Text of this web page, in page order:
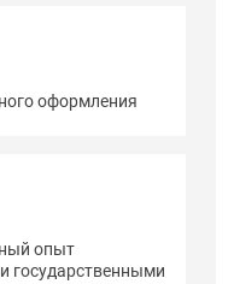
оформления
опыт
государственными